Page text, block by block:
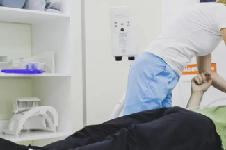
DOKUMENTACJA MEDYCZNA
DODATKOWE INFORMACJE
PACJENT UNIJNY W POLSCE
ZGŁASZANIE ZDARZEŃ NIEPOŻĄDANYCH
ZGŁASZANIE DZIAŁAŃ NIEPOŻĄDANYCH
BADANIE SATYSFAKCJI PACJENTA